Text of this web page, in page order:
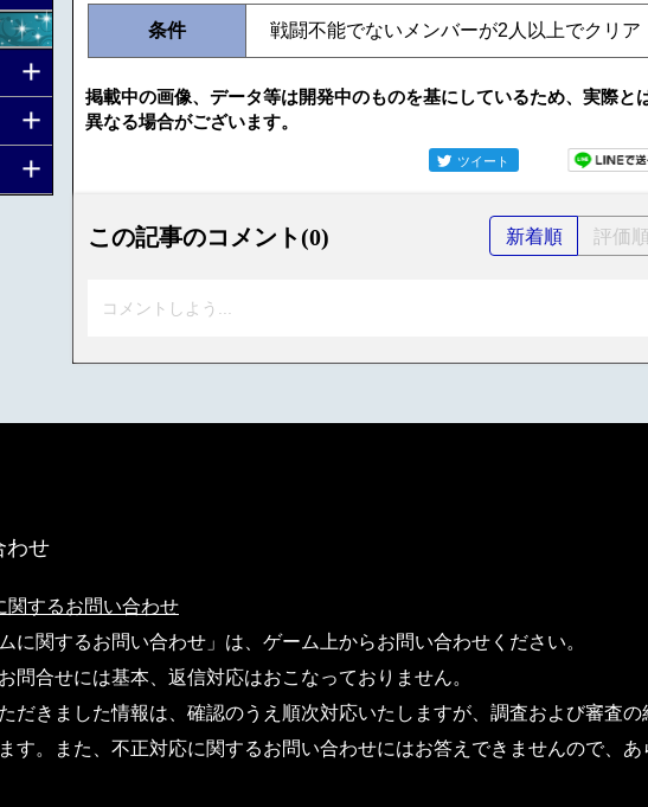
条件 戦闘不能でないメンバーが2人以上でクリア
掲載中の画像、データ等は開発中のものを基にしているため、実際と
異なる場合がございます。
ツイート
この記事のコメント(0) 新着順 評価
コメントしよう...
わせ
関するお問い合わせ
に関するお問い合わせ」は、ゲーム上からお問い合わせください。
問合せには基本、返信対応はおこなっておりません。
だきました情報は、確認のうえ順次対応いたしますが、調査および審査
す。また、不正対応に関するお問い合わせにはお答えできませんので、